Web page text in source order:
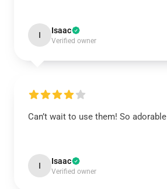
I Isaac
Verified owner
Can’t wait to use them! So adorable
I Isaac
Verified owner